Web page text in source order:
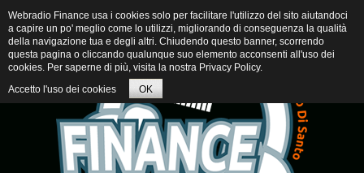
Webradio Finance usa i cookies solo per facilitare l'utilizzo del sito aiutandoci
a capire un po' meglio come lo utilizzi, migliorando di conseguenza la qualità
della navigazione tua e degli altri. Chiudendo questo banner, scorrendo
questa pagina o cliccando qualunque suo elemento acconsenti all'uso dei
cookies. Per saperne di più, visita la nostra Privacy Policy.
Accetto l'uso dei cookies
OK